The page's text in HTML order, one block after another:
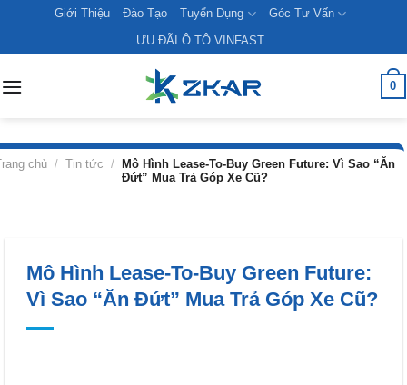
content
Giới Thiệu Đào Tạo Tuyển Dụng
Góc Tư Vấn
ƯU ĐÃI Ô TÔ VINFAST
0
chủ / Tin tức /
Mô Hình Lease-To-Buy Green Future: Vì Sao “Ăn
Đứt” Mua Trả Góp Xe Cũ?
Mô Hình Lease-To-Buy Green Future:
Vì Sao “Ăn Đứt” Mua Trả Góp Xe Cũ?